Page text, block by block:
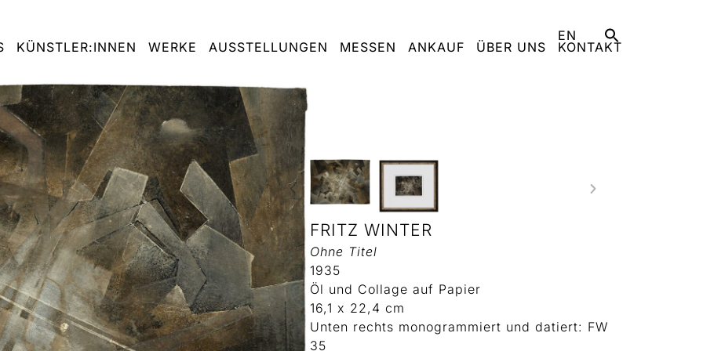
EN
KÜNSTLER:INNEN WERKE AUSSTELLUNGEN MESSEN ANKAUF ÜBER UNS KONTAKT
FRITZ WINTER
Ohne Titel
1935
Öl und Collage auf Papier
16,1 x 22,4 cm
Unten rechts monogrammiert und datiert: FW
35